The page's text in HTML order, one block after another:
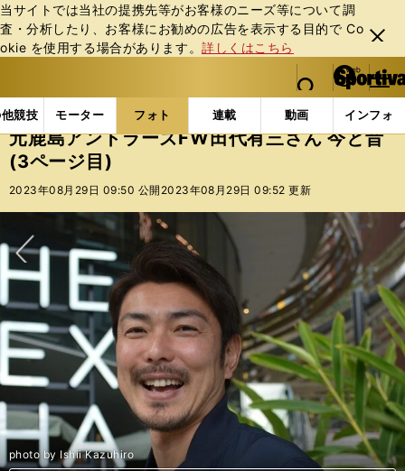
当サイトでは当社の提携先等がお客様のニーズ等について調
査・分析したり、お客様にお勧めの広告を表⽰する⽬的で Co
okie を使⽤する場合があります。詳しくはこちら
閉じ
る
web Sportiva (webスポルティーバ)
検索
マイペ
ー
ジ
メニュ
競技 モーター フォト 連載 動画 インフォ
b
ス
ポ
ル
バ
フォトギャラリー コラムフォト 元鹿島アントラー
元鹿島アントラーズFW田代有三さん 今と昔
(3ページ目)
2023年08月29日 09:50 公開 2023年08月29日 09:52 更新
次へ
photo by Ishii Kazuhiro